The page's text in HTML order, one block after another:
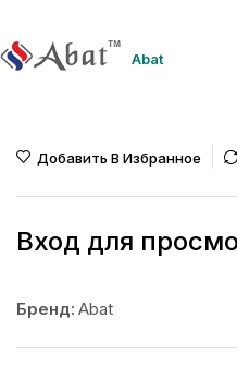
Abat
Добавить В Избранное
Вход для
Бренд: Abat